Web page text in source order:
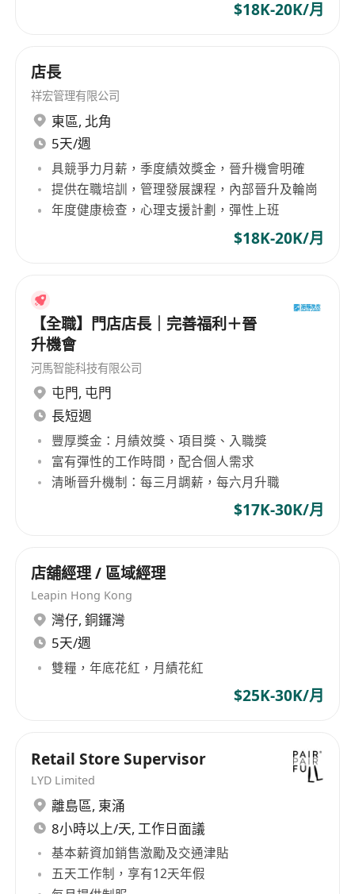
人力、物料等營運成本。
加分項：
1.具備自提櫃/快遞櫃營運經驗者優先；
2.熟悉港島區社區環境與商圈特點者優先。
【薪酬福利】
1. 月薪範圍港幣$17,000–$30,000區間上不封頂，
薪資可按經驗及能力面議。
2. 豐厚獎金，工作日安排具彈性，可配合個人需求
管理、業績目標考核）；
4. 項目獎金最高3,000港元（專項考核自提點相關工
作，如取件率、會員登記等）；
5. 高酬金入職獎3000
6. 薪酬規則與獎金計算全程公示，多勞多得；
7. 工作保障：每天工作時長合理（按公司統一安
排），每週輪休1天，享年假、病假、勞工假等法定
假期；
8. 穩定發展：
9. 每月7日前準時發薪，全職穩定聘用；
11. 公司擴張速度快，晉升路線清晰透明，表現優異
者可晉升區域管理崗位；
12. 提供完善的培訓體系，幫助你快速成長。
【應聘方式】
應聘截止：招滿即止，盡早投遞優先安排面試，合
multiple positions to strengthen its service
and convenience to the Hong Kong market.
$18K-20K/月
店長
祥宏管理有限公司
東區, 北角
5天/週
具競爭力月薪，季度績效獎金，晉升機會明確
提供在職培訓，管理發展課程，內部晉升及輪崗
年度健康檢查，心理支援計劃，彈性上班
$18K-20K/月
【全職】門店店長｜完善福利＋晉
升機會
河馬智能科技有限公司
屯門, 屯門
長短週
豐厚獎金：月績效獎、項目獎、入職獎
富有彈性的工作時間，配合個人需求
清晰晉升機制：每三月調薪，每六月升職
$17K-30K/月
店舖經理 / 區域經理
Leapin Hong Kong
灣仔, 銅鑼灣
5天/週
雙糧，年底花紅，月績花紅
$25K-30K/月
Retail Store Supervisor
LYD Limited
離島區, 東涌
8小時以上/天, 工作日面議
基本薪資加銷售激勵及交通津貼
五天工作制，享有12天年假